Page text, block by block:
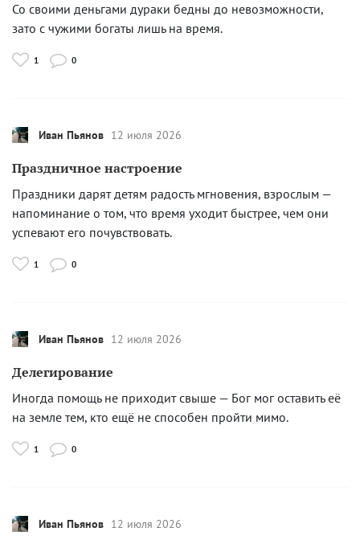
Со своими деньгами дураки бедны до невозможности,
зато с чужими богаты лишь на время.
1 0
Иван Пьянов 12 июля 2026
Праздничное настроение
Праздники дарят детям радость мгновения, взрослым —
напоминание о том, что время уходит быстрее, чем они
успевают его почувствовать.
1 0
Иван Пьянов 12 июля 2026
Делегирование
Иногда помощь не приходит свыше — Бог мог оставить её
на земле тем, кто ещё не способен пройти мимо.
1 0
Иван Пьянов 12 июля 2026